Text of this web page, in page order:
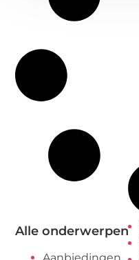
Alle onderwerpen
Aanbiedingen